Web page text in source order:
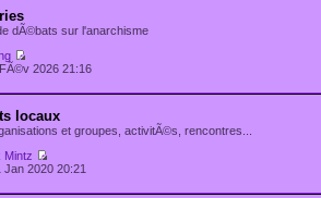
dÃ©bats sur l'anarchisme
2026 21:16
locaux
et groupes, activitÃ©s, rencontres...
Mintz
Jan 2020 20:21